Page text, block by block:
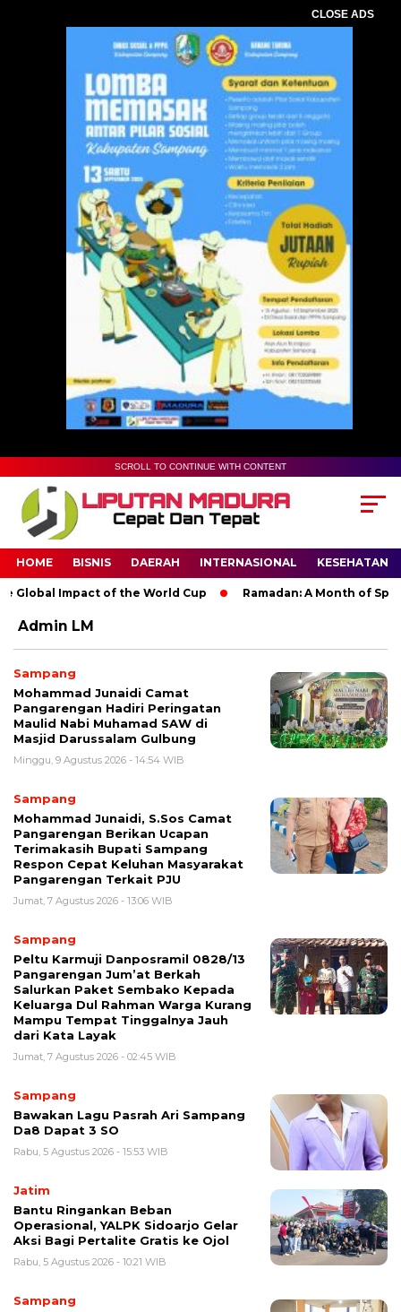
CLOSE ADS
SCROLL TO CONTINUE WITH CONTENT
HOME BISNIS DAERAH INTERNASIONAL KESEHATAN
Impact of the World Cup Ramadan: A Month of
Admin LM
Sampang
Mohammad Junaidi Camat
Pangarengan Hadiri Peringatan
Maulid Nabi Muhamad SAW di
Masjid Darussalam Gulbung
Minggu, 9 Agustus 2026 - 14:54 WIB
Sampang
Mohammad Junaidi, S.Sos Camat
Pangarengan Berikan Ucapan
Terimakasih Bupati Sampang
Respon Cepat Keluhan Masyarakat
Pangarengan Terkait PJU
Jumat, 7 Agustus 2026 - 13:06 WIB
Sampang
Peltu Karmuji Danposramil 0828/13
Pangarengan Jum’at Berkah
Salurkan Paket Sembako Kepada
Keluarga Dul Rahman Warga Kurang
Mampu Tempat Tinggalnya Jauh
dari Kata Layak
Jumat, 7 Agustus 2026 - 02:45 WIB
Sampang
Bawakan Lagu Pasrah Ari Sampang
Da8 Dapat 3 SO
Rabu, 5 Agustus 2026 - 15:53 WIB
Jatim
Bantu Ringankan Beban
Operasional, YALPK Sidoarjo Gelar
Aksi Bagi Pertalite Gratis ke Ojol
Rabu, 5 Agustus 2026 - 10:21 WIB
Sampang